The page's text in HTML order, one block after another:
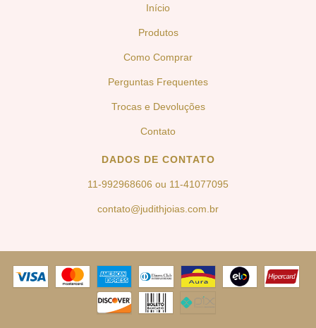
Início
Produtos
Como Comprar
Perguntas Frequentes
Trocas e Devoluções
Contato
DADOS DE CONTATO
11-992968606 ou 11-41077095
contato@judithjoias.com.br